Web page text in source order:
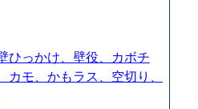
ひっかけ、壁役、カボチ
カモ、かもラス、空切り、